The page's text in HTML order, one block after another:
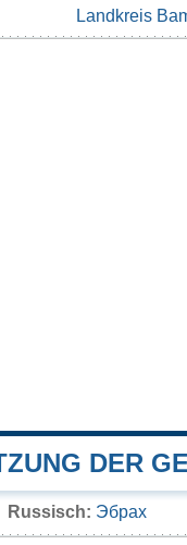
Landkreis
DER
Russisch: Эбрах